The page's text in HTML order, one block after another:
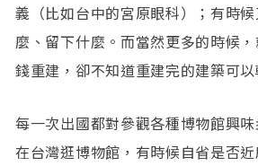
義（比如台中的宮原眼科）；有時
麼、留下什麼。而當然更多的時候
錢重建，卻不知道重建完的建築可以
每一次出國都對參觀各種博物館興
在台灣逛博物館，有時候自省是否